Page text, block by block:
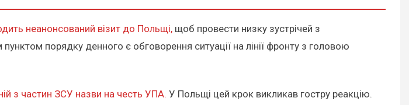
неанонсований візит до Польщі, щоб провести низку зустрічей з
порядку денного є обговорення ситуації на лінії фронту з головою
з частин ЗСУ назви на честь УПА. У Польщі цей крок викликав гостру реакцію.